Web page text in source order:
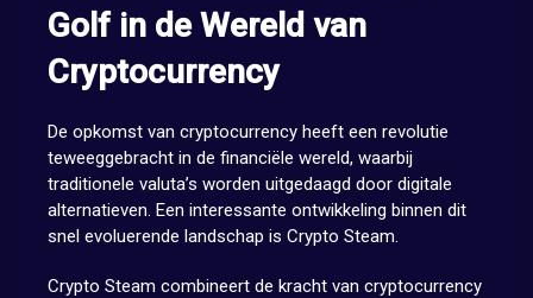
Golf in de Wereld van
Cryptocurrency
De opkomst van cryptocurrency heeft een revolutie
teweeggebracht in de financiële wereld, waarbij
traditionele valuta’s worden uitgedaagd door digitale
alternatieven. Een interessante ontwikkeling binnen dit
snel evoluerende landschap is Crypto Steam.
Crypto Steam combineert de kracht van cryptocurrency